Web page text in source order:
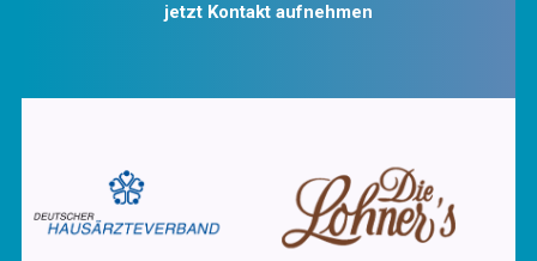
jetzt Kontakt aufnehmen